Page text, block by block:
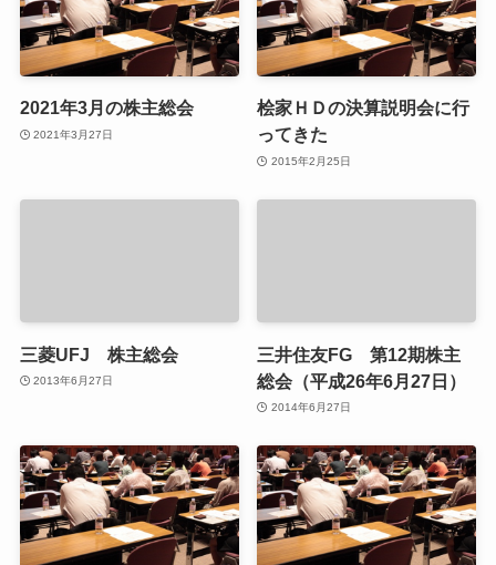
2021年3月の株主総会
2021年3月27日
桧家ＨＤの決算説明会に行
ってきた
2015年2月25日
三菱UFJ 株主総会
2013年6月27日
三井住友FG 第12期株主
総会（平成26年6月27日）
2014年6月27日